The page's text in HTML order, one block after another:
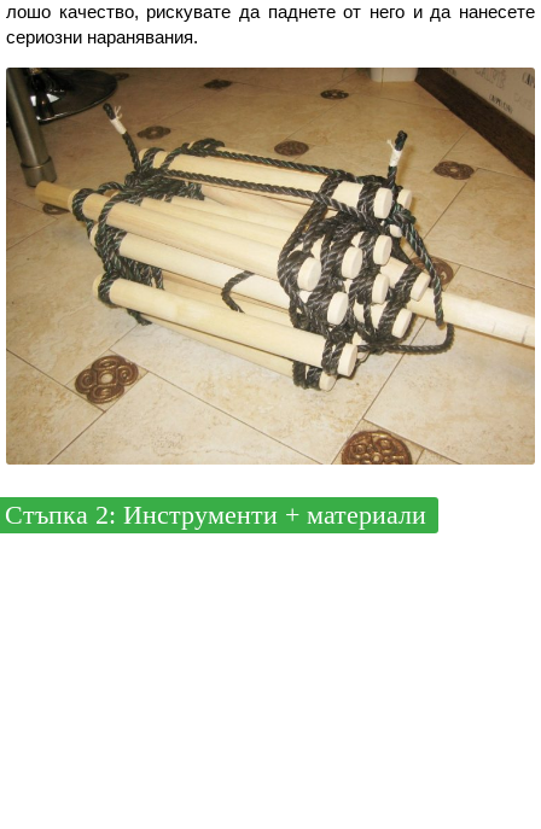
лошо качество, рискувате да паднете от него и да нанесете
сериозни наранявания.
Стъпка 2: Инструменти + материали